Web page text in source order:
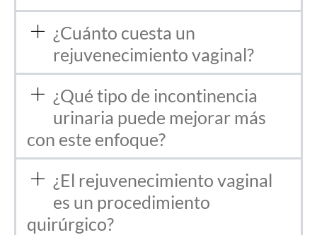
¿Cuánto cuesta un
rejuvenecimiento vaginal?
¿Qué tipo de incontinencia
urinaria puede mejorar más
con este enfoque?
¿El rejuvenecimiento vaginal
es un procedimiento
quirúrgico?